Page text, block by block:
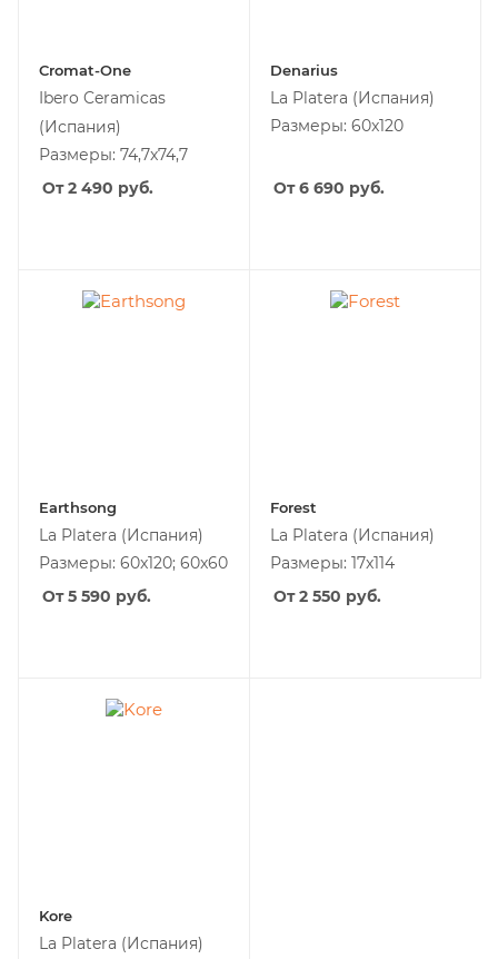
Cromat-One
Ibero Ceramicas
(Испания)
Размеры: 74,7x74,7
От 2 490 руб.
Denarius
La Platera (Испания)
Размеры: 60x120
От 6 690 руб.
Earthsong
La Platera (Испания)
Размеры: 60x120; 60x60
От 5 590 руб.
Forest
La Platera (Испания)
Размеры: 17x114
От 2 550 руб.
Kore
La Platera (Испания)